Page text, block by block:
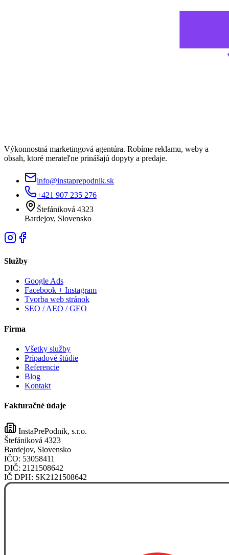
Výkonnostná marketingová agentúra. Robíme reklamu, weby a
obsah, ktoré merateľne prinášajú dopyty a predaje.
info@instaprepodnik.sk
+421 907 235 276
Štefániková 4323
Bardejov, Slovensko
Služby
Google Ads
Facebook + Instagram
Tvorba web stránok
SEO / AEO / GEO
Firma
Všetky služby
Prípadové štúdie
Referencie
Blog
Kontakt
Fakturačné údaje
InstaPrePodnik, s.r.o.
Štefániková 4323
Bardejov, Slovensko
IČO: 53058411
DIČ: 2121508642
IČ DPH: SK2121508642